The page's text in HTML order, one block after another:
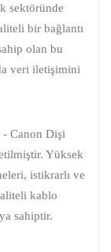
sektöründe
bir bağlantı
olan bu
veri iletişimini
Canon Dişi
Yüksek
istikrarlı ve
kablo
sahiptir.